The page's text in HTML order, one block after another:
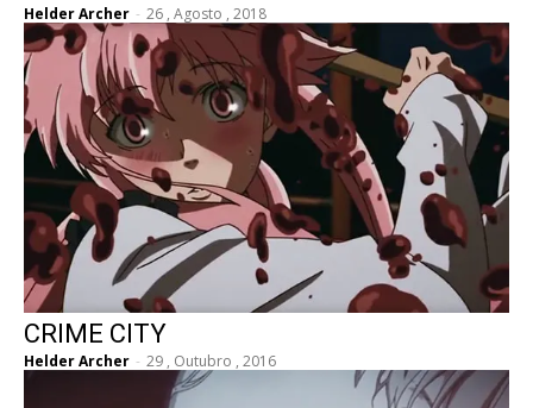
Helder Archer - 26 , Agosto , 2018
CRIME CITY
Helder Archer - 29 , Outubro , 2016